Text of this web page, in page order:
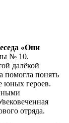
«Они
№ 10.
далёкой
помогла понять
юных героев.
отряда.